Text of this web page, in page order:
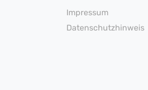
Impressum
Datenschutzhinweis